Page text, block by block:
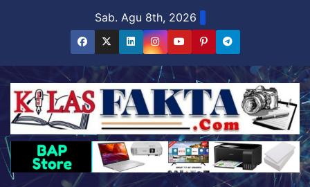
Sab. Agu 8th, 2026